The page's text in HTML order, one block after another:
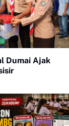
Dumai Ajak